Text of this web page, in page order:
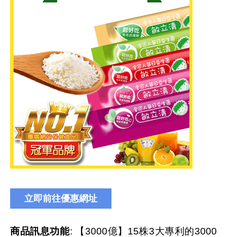
商品訊息功能: 【3000億】15株3大專利的3000